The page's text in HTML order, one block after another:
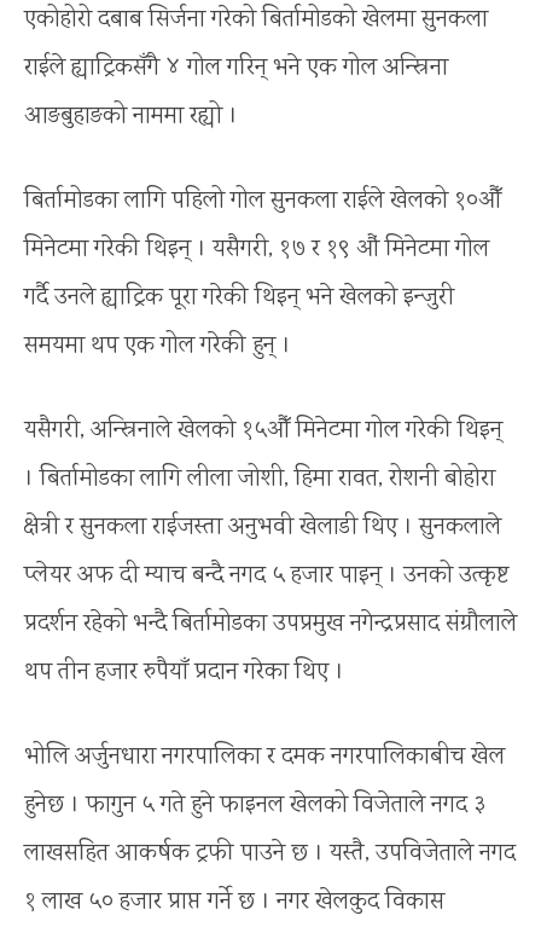
एकोहोरो दबाब सिर्जना गरेको बिर्तामोडको खेलमा सुनकला
राईले ह्याट्रिकसँगै ४ गोल गरिन् भने एक गोल अन्स्रिना
आङबुहाङको नाममा रह्यो ।
बिर्तामोडका लागि पहिलो गोल सुनकला राईले खेलको १०औँ
मिनेटमा गरेकी थिइन् । यसैगरी, १७ र १९ औं मिनेटमा गोल
गर्दै उनले ह्याट्रिक पूरा गरेकी थिइन् भने खेलको इन्जुरी
समयमा थप एक गोल गरेकी हुन् ।
यसैगरी, अन्स्रिनाले खेलको १५औँ मिनेटमा गोल गरेकी थिइन्
। बिर्तामोडका लागि लीला जोशी, हिमा रावत, रोशनी बोहोरा
क्षेत्री र सुनकला राईजस्ता अनुभवी खेलाडी थिए । सुनकलाले
प्लेयर अफ दी म्याच बन्दै नगद ५ हजार पाइन् । उनको उत्कृष्ट
प्रदर्शन रहेको भन्दै बिर्तामोडका उपप्रमुख नगेन्द्रप्रसाद संग्रौलाले
थप तीन हजार रुपैयाँ प्रदान गरेका थिए ।
भोलि अर्जुनधारा नगरपालिका र दमक नगरपालिकाबीच खेल
हुनेछ । फागुन ५ गते हुने फाइनल खेलको विजेताले नगद ३
लाखसहित आकर्षक ट्रफी पाउने छ । यस्तै, उपविजेताले नगद
१ लाख ५० हजार प्राप्त गर्ने छ । नगर खेलकुद विकास